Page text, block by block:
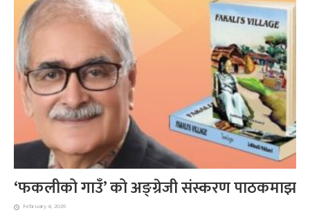
‘फकलीको गाउँ’ को अङ्ग्रेजी संस्करण पाठकमाझ
February 4, 2026